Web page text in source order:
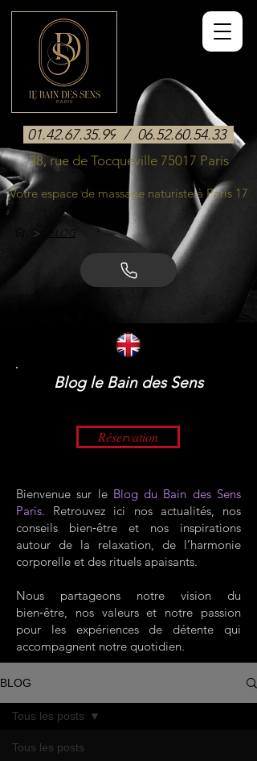
01.42.67.35.99 / 06.52.60.54.33
> BLOG
38, rue de Tocqueville 75017 Paris
Votre espace de massage naturiste à Paris 17
​Blog le Bain des Sens
Réservation
Bienvenue sur le Blog du Bain des Sens
Paris. Retrouvez ici nos actualités, nos
conseils bien‑être et nos inspirations
autour de la relaxation, de l’harmonie
corporelle et des rituels apaisants.
Nous partageons notre vision du
bien‑être, nos valeurs et notre passion
pour les expériences de détente qui
accompagnent notre quotidien.
BLOG
Tous les posts
Tous les posts